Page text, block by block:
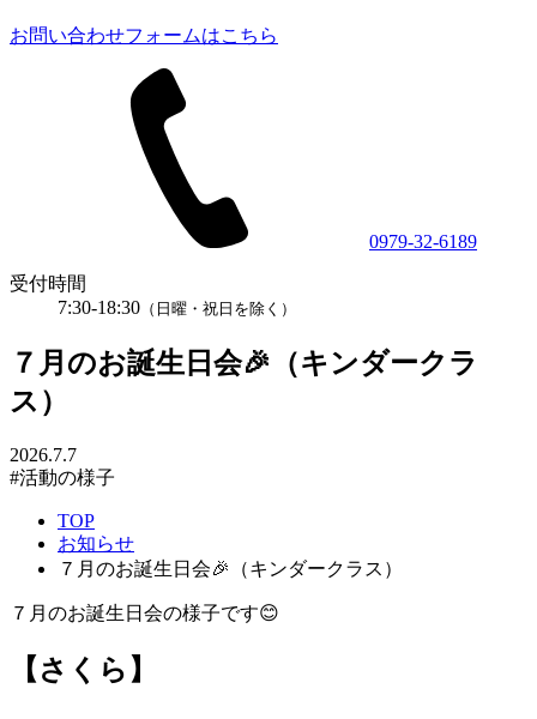
お問い合わせフォームはこちら
0979-32-6189
受付時間
7:30-18:30 （日曜・祝日を除く）
７月のお誕生日会🎉（キンダークラ
ス）
2026.7.7
#活動の様子
TOP
お知らせ
７月のお誕生日会🎉（キンダークラス）
７月のお誕生日会の様子です😊
【さくら】